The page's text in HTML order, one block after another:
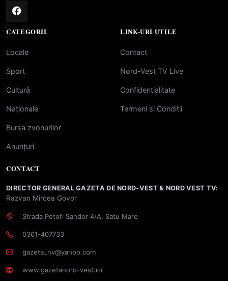
CATEGORII
Locale
Sport
Cultură
Naționale
Bursa zvonurilor
Anunțuri
LINK-URI UTILE
Contact
Nord-Vest TV Live
Confidentialitate
Termeni si Conditii
CONTACT
DIRECTOR GENERAL GAZETA DE NORD-VEST & NORD VEST TV:
Razvan Mircea Govor
Strada Petofi Sandor 4/A, Satu Mare
0361-407733
gazeta_nv@yahoo.com
www.gazetanord-vest.ro